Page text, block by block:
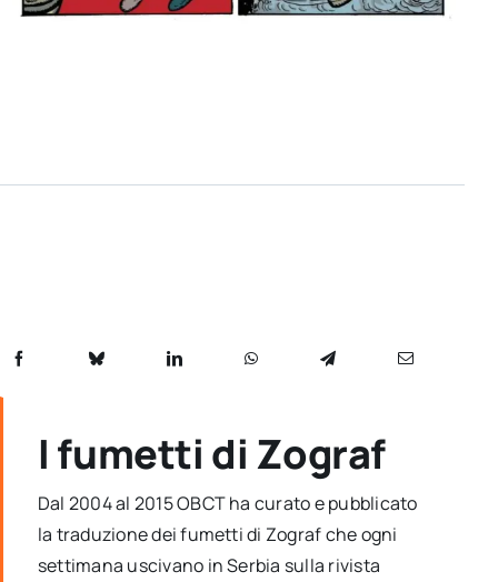
I fumetti di Zograf
Dal 2004 al 2015 OBCT ha curato e pubblicato
la traduzione dei fumetti di Zograf che ogni
settimana uscivano in Serbia sulla rivista